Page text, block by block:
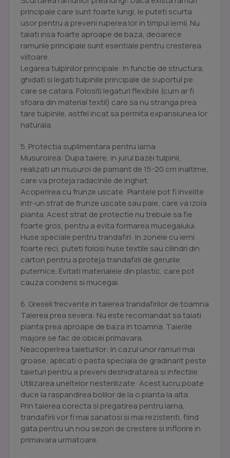
principale care sunt foarte lungi, le puteti scurta
usor pentru a preveni ruperea lor in timpul iernii. Nu
taiati insa foarte aproape de baza, deoarece
ramurile principale sunt esentiale pentru cresterea
viitoare.
Legarea tulpinilor principale: In functie de structura,
ghidati si legati tulpinile principale de suportul pe
care se catara. Folositi legaturi flexibile (cum ar fi
sfoara din material textil) care sa nu stranga prea
tare tulpinile, astfel incat sa permita expansiunea lor
naturala.
5. Protectia suplimentara pentru iarna
Musuroirea: Dupa taiere, in jurul bazei tulpinii,
realizati un musuroi de pamant de 15-20 cm inaltime,
care va proteja radacinile de inghet.
Acoperirea cu frunze uscate: Plantele pot fi invelite
intr-un strat de frunze uscate sau paie, care va izola
planta. Acest strat de protectie nu trebuie sa fie
foarte gros, pentru a evita formarea mucegaiului.
Huse speciale pentru trandafiri: In zonele cu ierni
foarte reci, puteti folosi huse textile sau cilindri din
carton pentru a proteja trandafirii de gerurile
puternice. Evitati materialele din plastic, care pot
cauza condens si mucegai.
6. Greseli frecvente in taierea trandafirilor de toamna
Taierea prea severa: Nu este recomandat sa taiati
planta prea aproape de baza in toamna. Taierile
majore se fac de obicei primavara.
Neacoperirea taieturilor: In cazul unor ramuri mai
groase, aplicati o pasta speciala de gradinarit peste
taieturi pentru a preveni deshidratarea si infectiile.
Utilizarea uneltelor nesterilizate: Acest lucru poate
duce la raspandirea bolilor de la o planta la alta.
Prin taierea corecta si pregatirea pentru iarna,
trandafirii vor fi mai sanatosi si mai rezistenti, fiind
gata pentru un nou sezon de crestere si inflorire in
primavara urmatoare.